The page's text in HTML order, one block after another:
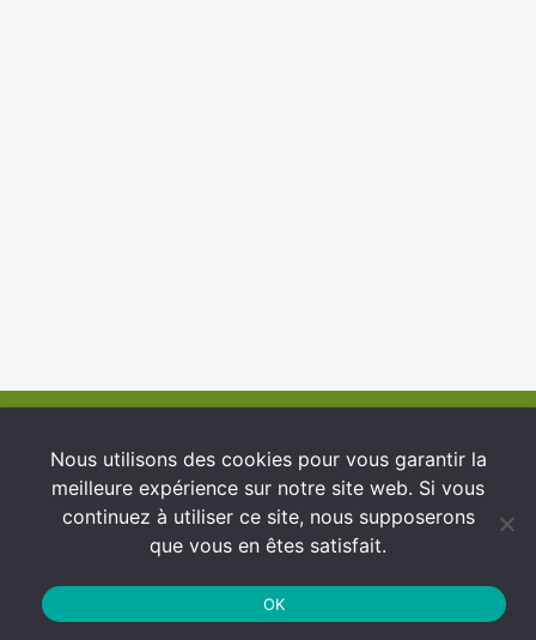
Nous utilisons des cookies pour vous garantir la
meilleure expérience sur notre site web. Si vous
continuez à utiliser ce site, nous supposerons
que vous en êtes satisfait.
OK
Conditions générales d’utilisation
Protection des Données